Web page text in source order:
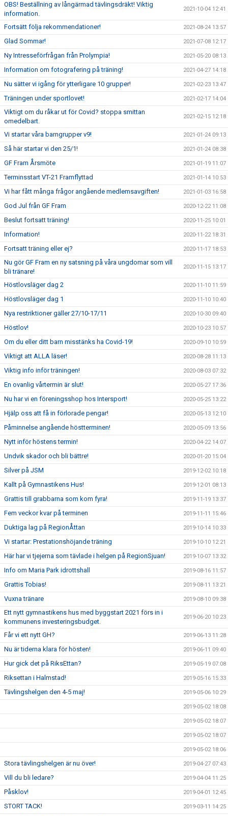
OBS! Beställning av långärmad tävlingsdräkt! Viktig
information.
2021-10-04 12:41
Fortsätt följa rekommendationer! 2021-08-24 13:57
Glad Sommar! 2021-07-08 12:17
Ny Intresseförfrågan från Prolympia! 2021-05-20 08:13
Information om fotografering på träning! 2021-04-27 14:18
Nu sätter vi igång för ytterligare 10 grupper! 2021-02-23 13:47
Träningen under sportlovet! 2021-02-17 14:04
Viktigt om du råkar ut för Covid? stoppa smittan
omedelbart.
2021-02-15 12:18
Vi startar våra barngrupper v9! 2021-01-24 09:13
Så här startar vi den 25/1! 2021-01-24 08:38
GF Fram Årsmöte 2021-01-19 11:07
Terminsstart VT-21 Framflyttad 2021-01-14 10:53
Vi har fått många frågor angående medlemsavgiften! 2021-01-03 16:58
God Jul från GF Fram 2020-12-22 11:08
Beslut fortsatt träning! 2020-11-25 10:01
Information! 2020-11-22 18:31
Fortsatt träning eller ej? 2020-11-17 18:53
Nu gör GF Fram en ny satsning på våra ungdomar som vill
bli tränare!
2020-11-15 13:17
Höstlovsläger dag 2 2020-11-10 11:59
Höstlovsläger dag 1 2020-11-10 10:40
Nya restriktioner gäller 27/10-17/11 2020-10-30 09:40
Höstlov! 2020-10-23 10:57
Om du eller ditt barn misstänks ha Covid-19! 2020-09-10 10:59
Viktigt att ALLA läser! 2020-08-28 11:13
Viktig info inför träningen! 2020-08-03 07:32
En ovanlig vårtermin är slut! 2020-05-27 17:36
Nu har vi en föreningsshop hos Intersport! 2020-05-25 13:22
Hjälp oss att få in förlorade pengar! 2020-05-13 12:10
Påminnelse angående höstterminen! 2020-05-09 13:56
Nytt inför höstens termin! 2020-04-22 14:07
Undvik skador och bli bättre! 2020-01-20 15:04
Silver på JSM 2019-12-02 10:18
Kallt på Gymnastikens Hus! 2019-12-01 08:13
Grattis till grabbarna som kom fyra! 2019-11-19 13:37
Fem veckor kvar på terminen 2019-11-11 15:46
Duktiga lag på RegionÅttan 2019-10-14 10:33
Vi startar: Prestationshöjande träning 2019-10-10 12:21
Här har vi tjejerna som tävlade i helgen på RegionSjuan! 2019-10-07 13:32
Info om Maria Park idrottshall 2019-08-16 11:57
Grattis Tobias! 2019-08-11 13:21
Vuxna tränare 2019-08-10 09:38
Ett nytt gymnastikens hus med byggstart 2021 förs in i
kommunens investeringsbudget.
2019-06-20 10:23
Får vi ett nytt GH? 2019-06-13 11:28
Nu är tiderna klara för hösten! 2019-06-11 09:40
Hur gick det på RiksEttan? 2019-05-19 07:08
Riksettan i Halmstad! 2019-05-16 15:33
Tävlingshelgen den 4-5 maj! 2019-05-06 10:29
2019-05-02 18:08
2019-05-02 18:07
2019-05-02 18:07
2019-05-02 18:06
Stora tävlingshelgen är nu över! 2019-04-27 07:43
Vill du bli ledare? 2019-04-04 11:25
Påsklov! 2019-04-01 12:45
STORT TACK! 2019-03-11 14:25